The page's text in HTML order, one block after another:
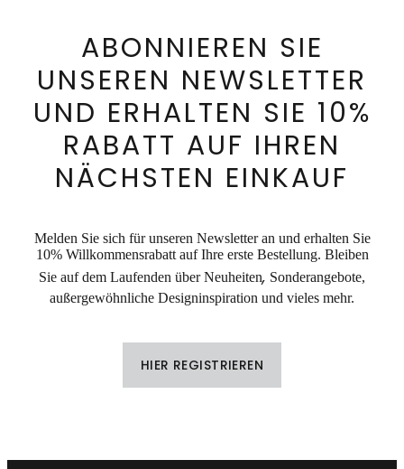
ABONNIEREN SIE
UNSEREN NEWSLETTER
UND ERHALTEN SIE 10%
RABATT AUF IHREN
NÄCHSTEN EINKAUF
Melden Sie sich für unseren Newsletter an und erhalten Sie
10% Willkommensrabatt auf Ihre erste Bestellung. Bleiben
Sie auf dem Laufenden über Neuheiten, Sonderangebote,
außergewöhnliche Designinspiration und vieles mehr.
HIER REGISTRIEREN